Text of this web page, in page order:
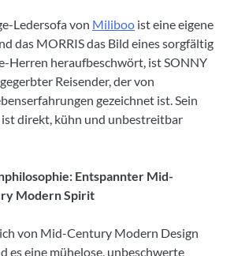
Ledersofa von Miliboo ist eine eigene
das MORRIS das Bild eines sorgfältig
Herren heraufbeschwört, ist SONNY
Reisender, der von
gezeichnet ist. Sein
direkt, kühn und unbestreitbar
Entspannter Mid-
Modern Spirit
von Mid-Century Modern Design
es eine mühelose, unbeschwerte